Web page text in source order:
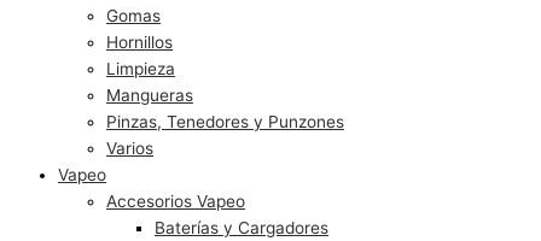
Gomas
Hornillos
Limpieza
Mangueras
Pinzas, Tenedores y Punzones
Varios
Vapeo
Accesorios Vapeo
Baterías y Cargadores